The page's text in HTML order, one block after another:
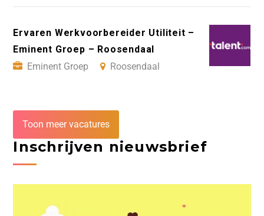
Ervaren Werkvoorbereider Utiliteit –
Eminent Groep – Roosendaal
Eminent Groep
Roosendaal
Toon meer vacatures
Inschrijven nieuwsbrief